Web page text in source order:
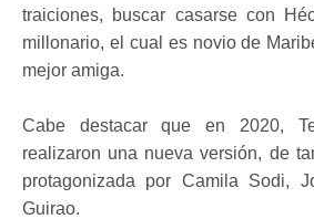
traiciones, buscar casarse con
millonario, el cual es novio de
mejor amiga.
Cabe destacar que en 2020,
realizaron una nueva versión, de
protagonizada por Camila Sodi,
Guirao.